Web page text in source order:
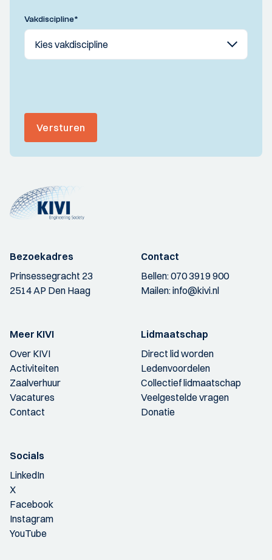
Vakdiscipline*
Versturen
Bezoekadres
Prinsessegracht 23
2514 AP Den Haag
Contact
Bellen:070 3919 900
Mailen:info@kivi.nl
Meer KIVI
Over KIVI
Activiteiten
Zaalverhuur
Vacatures
Contact
Lidmaatschap
Direct lid worden
Ledenvoordelen
Collectief lidmaatschap
Veelgestelde vragen
Donatie
Socials
LinkedIn
X
Facebook
Instagram
YouTube